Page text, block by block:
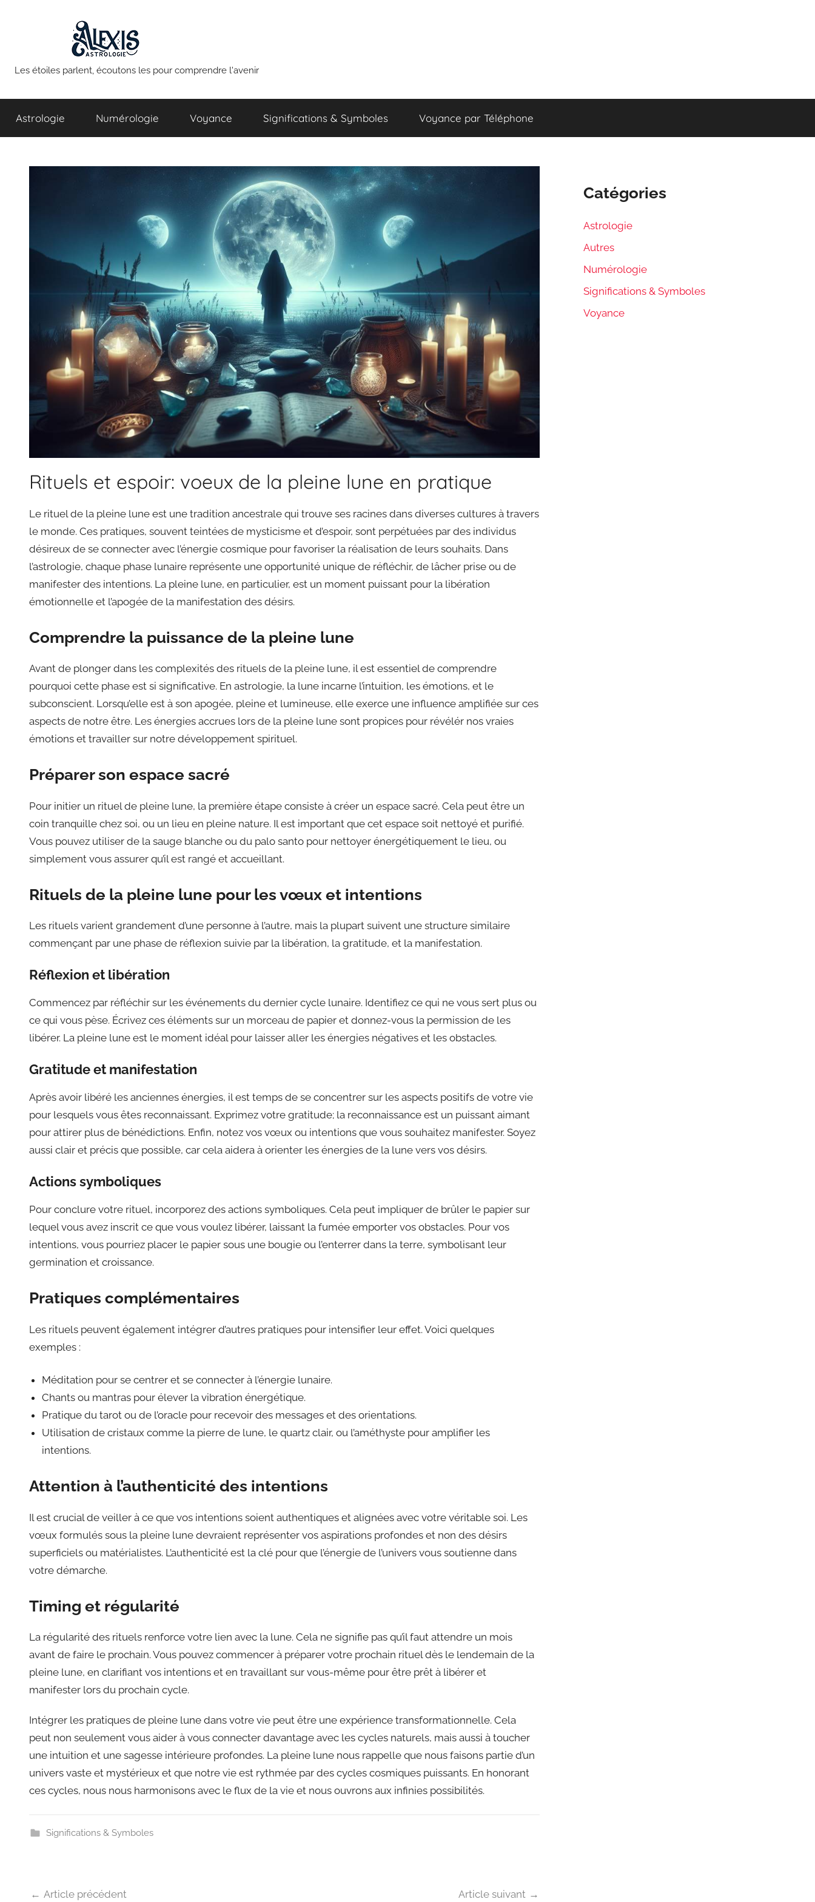
Alexis
Astrologie
Les étoiles parlent, écoutons les pour comprendre l'avenir
Astrologie Numérologie Voyance Significations & Symboles Voyance par Téléphone
Rituels et espoir: voeux de la pleine lune en pratique
Le rituel de la pleine lune est une tradition ancestrale qui trouve ses racines dans diverses cultures à travers
le monde. Ces pratiques, souvent teintées de mysticisme et d’espoir, sont perpétuées par des individus
désireux de se connecter avec l’énergie cosmique pour favoriser la réalisation de leurs souhaits. Dans
l’astrologie, chaque phase lunaire représente une opportunité unique de réfléchir, de lâcher prise ou de
manifester des intentions. La pleine lune, en particulier, est un moment puissant pour la libération
émotionnelle et l’apogée de la manifestation des désirs.
Comprendre la puissance de la pleine lune
Avant de plonger dans les complexités des rituels de la pleine lune, il est essentiel de comprendre
pourquoi cette phase est si significative. En astrologie, la lune incarne l’intuition, les émotions, et le
subconscient. Lorsqu’elle est à son apogée, pleine et lumineuse, elle exerce une influence amplifiée sur ces
aspects de notre être. Les énergies accrues lors de la pleine lune sont propices pour révélér nos vraies
émotions et travailler sur notre développement spirituel.
Préparer son espace sacré
Pour initier un rituel de pleine lune, la première étape consiste à créer un espace sacré. Cela peut être un
coin tranquille chez soi, ou un lieu en pleine nature. Il est important que cet espace soit nettoyé et purifié.
Vous pouvez utiliser de la sauge blanche ou du palo santo pour nettoyer énergétiquement le lieu, ou
simplement vous assurer qu’il est rangé et accueillant.
Rituels de la pleine lune pour les vœux et intentions
Les rituels varient grandement d’une personne à l’autre, mais la plupart suivent une structure similaire
commençant par une phase de réflexion suivie par la libération, la gratitude, et la manifestation.
Réflexion et libération
Commencez par réfléchir sur les événements du dernier cycle lunaire. Identifiez ce qui ne vous sert plus ou
ce qui vous pèse. Écrivez ces éléments sur un morceau de papier et donnez-vous la permission de les
libérer. La pleine lune est le moment idéal pour laisser aller les énergies négatives et les obstacles.
Gratitude et manifestation
Après avoir libéré les anciennes énergies, il est temps de se concentrer sur les aspects positifs de votre vie
pour lesquels vous êtes reconnaissant. Exprimez votre gratitude; la reconnaissance est un puissant aimant
pour attirer plus de bénédictions. Enfin, notez vos vœux ou intentions que vous souhaitez manifester. Soyez
aussi clair et précis que possible, car cela aidera à orienter les énergies de la lune vers vos désirs.
Actions symboliques
Pour conclure votre rituel, incorporez des actions symboliques. Cela peut impliquer de brûler le papier sur
lequel vous avez inscrit ce que vous voulez libérer, laissant la fumée emporter vos obstacles. Pour vos
intentions, vous pourriez placer le papier sous une bougie ou l’enterrer dans la terre, symbolisant leur
germination et croissance.
Pratiques complémentaires
Les rituels peuvent également intégrer d’autres pratiques pour intensifier leur effet. Voici quelques
exemples :
Méditation pour se centrer et se connecter à l’énergie lunaire.
Chants ou mantras pour élever la vibration énergétique.
Pratique du tarot ou de l’oracle pour recevoir des messages et des orientations.
Utilisation de cristaux comme la pierre de lune, le quartz clair, ou l’améthyste pour amplifier les
intentions.
Attention à l’authenticité des intentions
Il est crucial de veiller à ce que vos intentions soient authentiques et alignées avec votre véritable soi. Les
vœux formulés sous la pleine lune devraient représenter vos aspirations profondes et non des désirs
superficiels ou matérialistes. L’authenticité est la clé pour que l’énergie de l’univers vous soutienne dans
votre démarche.
Timing et régularité
La régularité des rituels renforce votre lien avec la lune. Cela ne signifie pas qu’il faut attendre un mois
avant de faire le prochain. Vous pouvez commencer à préparer votre prochain rituel dès le lendemain de la
pleine lune, en clarifiant vos intentions et en travaillant sur vous-même pour être prêt à libérer et
manifester lors du prochain cycle.
Intégrer les pratiques de pleine lune dans votre vie peut être une expérience transformationnelle. Cela
peut non seulement vous aider à vous connecter davantage avec les cycles naturels, mais aussi à toucher
une intuition et une sagesse intérieure profondes. La pleine lune nous rappelle que nous faisons partie d’un
univers vaste et mystérieux et que notre vie est rythmée par des cycles cosmiques puissants. En honorant
ces cycles, nous nous harmonisons avec le flux de la vie et nous ouvrons aux infinies possibilités.
Significations & Symboles
Article précédent Article suivant
Catégories
Astrologie
Autres
Numérologie
Significations & Symboles
Voyance